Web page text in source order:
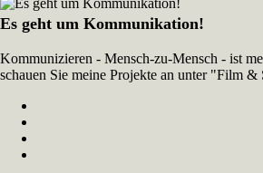
Es geht um Kommunikation!
Kommunizieren - Mensch-zu-Mensch - ist
schauen Sie meine Projekte an unter "Film